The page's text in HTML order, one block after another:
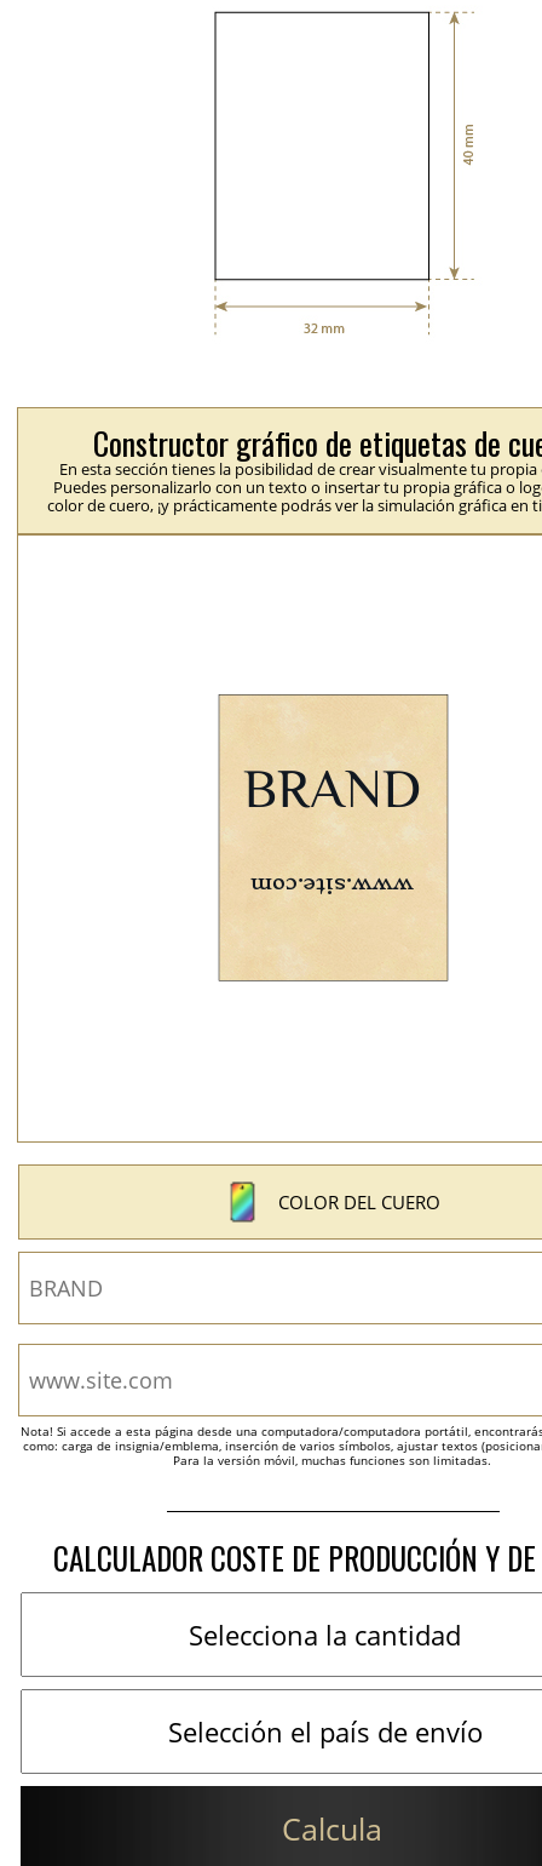
Constructor gráfico de etiquetas de
En esta sección tienes la posibilidad de crear visualmente tu
Puedes personalizarlo con un texto o insertar tu propia gráfica o
color de cuero, ¡y prácticamente podrás ver la simulación gráfica en
COLOR DEL CUERO
Nota! Si accede a esta página desde una computadora/computadora portátil,
como: carga de insignia/emblema, inserción de varios símbolos, ajustar textos
Para la versión móvil, muchas funciones son limitadas.
CALCULADOR COSTE DE PRODUCCIÓN Y
Calcula